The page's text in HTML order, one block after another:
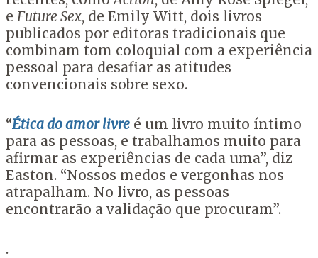
e Future Sex, de Emily Witt, dois livros
publicados por editoras tradicionais que
combinam tom coloquial com a experiência
pessoal para desafiar as atitudes
convencionais sobre sexo.
“Ética do amor livre é um livro muito íntimo
para as pessoas, e trabalhamos muito para
afirmar as experiências de cada uma”, diz
Easton. “Nossos medos e vergonhas nos
atrapalham. No livro, as pessoas
encontrarão a validação que procuram”.
.